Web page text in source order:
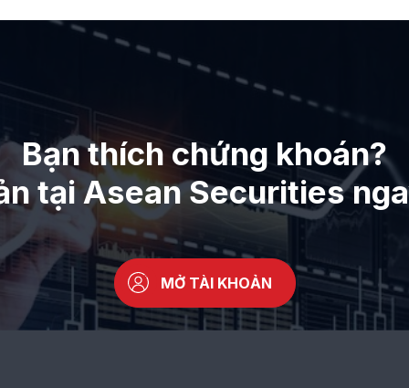
Bạn thích chứng khoán?
tại Asean Securities
MỞ TÀI KHOẢN